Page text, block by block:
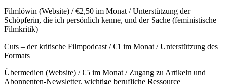
Filmlöwin (Website) / €2,50 im Monat / Unterstützung der
Schöpferin, die ich persönlich kenne, und der Sache (feministische
Filmkritik)
Cuts – der kritische Filmpodcast / €1 im Monat / Unterstützung des
Formats
Übermedien (Website) / €5 im Monat / Zugang zu Artikeln und
Abonnenten-Newsletter, wichtige berufliche Ressource